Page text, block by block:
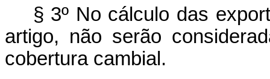
§ 3º No cálculo das
artigo, não serão
cobertura cambial.